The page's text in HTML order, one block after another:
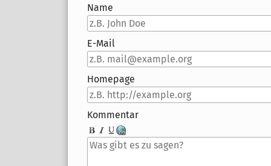
Name
E-Mail
Homepage
Kommentar